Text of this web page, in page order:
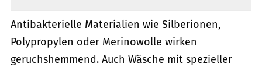
Antibakterielle Materialien wie Silberionen,
Polypropylen oder Merinowolle wirken
geruchshemmend. Auch Wäsche mit spezieller